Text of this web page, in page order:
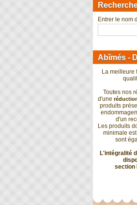
Entrer le nom
Abîmés -
La meilleure
Toutes nos
d'une
produits
d'un
Les produits
minimale
sont
L'intégralité
section